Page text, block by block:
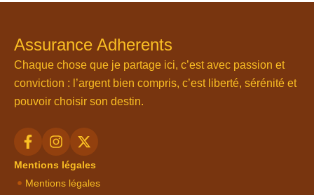
Assurance Adherents
Chaque chose que je partage ici, c’est avec passion et
conviction : l’argent bien compris, c’est liberté, sérénité et
pouvoir choisir son destin.
Mentions légales
Mentions légales